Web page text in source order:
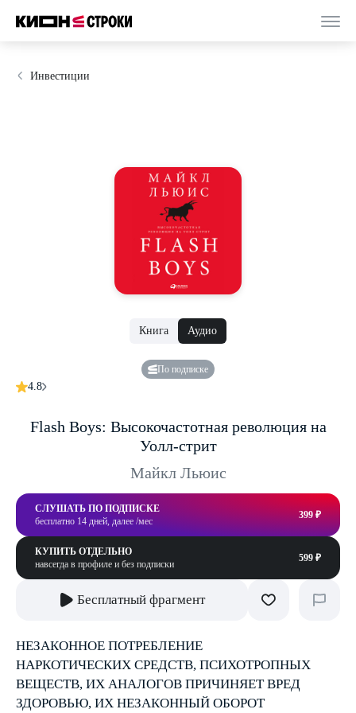
Инвестиции
Книга Аудио
По подписке
4.8
Flash Boys: Высокочастотная революция на
Уолл-стрит
Майкл Льюис
СЛУШАТЬ ПО ПОДПИСКЕ
бесплатно 14 дней, далее /мес
399 ₽
КУПИТЬ ОТДЕЛЬНО
навсегда в профиле и без подписки
599 ₽
Бесплатный фрагмент
НЕЗАКОННОЕ ПОТРЕБЛЕНИЕ
НАРКОТИЧЕСКИХ СРЕДСТВ, ПСИХОТРОПНЫХ
ВЕЩЕСТВ, ИХ АНАЛОГОВ ПРИЧИНЯЕТ ВРЕД
ЗДОРОВЬЮ, ИХ НЕЗАКОННЫЙ ОБОРОТ